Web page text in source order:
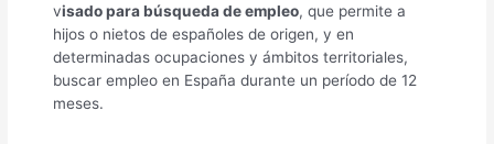
visado para búsqueda de empleo, que permite a
hijos o nietos de españoles de origen, y en
determinadas ocupaciones y ámbitos territoriales,
buscar empleo en España durante un período de 12
meses.